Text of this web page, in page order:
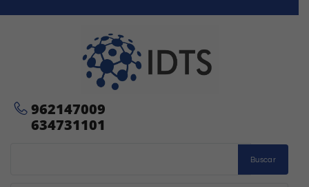
Buscar
962147009
634731101